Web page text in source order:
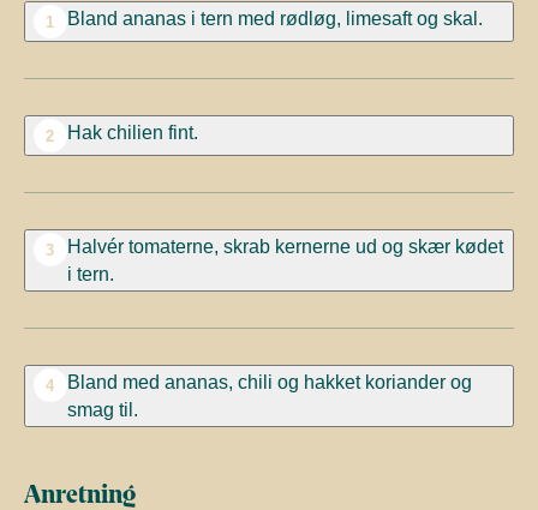
1 Bland ananas i tern med rødløg, limesaft og skal.
2 Hak chilien fint.
3
Halvér tomaterne, skrab kernerne ud og skær kødet
i tern.
4
Bland med ananas, chili og hakket koriander og
smag til.
Anretning